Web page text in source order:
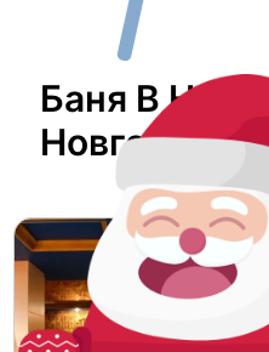
Баня В
Новгороде